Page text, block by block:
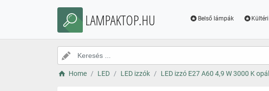
LAMPAKTOP.HU Belső lámpák
Home LED LED izzók LED izzó E27 A60 4,9 W 3000 K